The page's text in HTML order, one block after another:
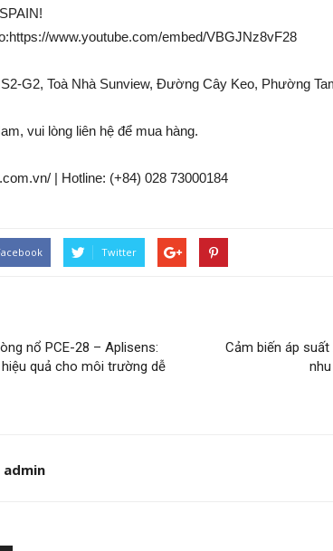
www.youtube.com/embed/VBGJNz8vF28
G2, Toà Nhà Sunview, Đường Cây Keo, Phường
vui lòng liên hệ để mua hàng.
| Hotline: (+84) 028 73000184
Twitter
nổ PCE-28 – Aplisens:
quả cho môi trường dễ
Cảm biến áp
admin